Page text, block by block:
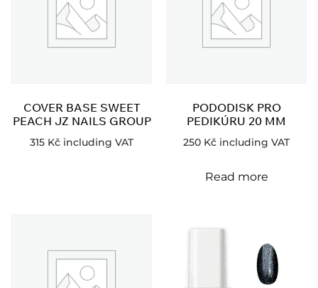
COVER BASE SWEET
PEACH JZ NAILS GROUP
315 Kč including VAT
PODODISK PRO
PEDIKÚRU 20 MM
250 Kč including VAT
Read more